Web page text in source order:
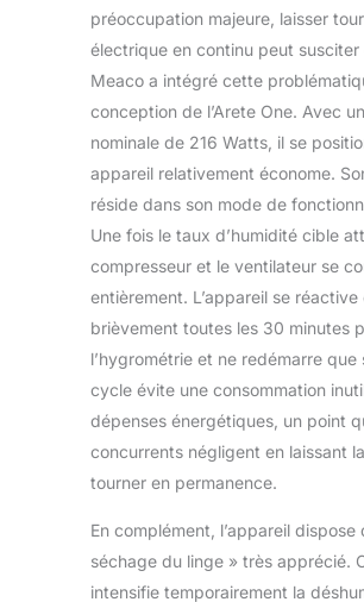
préoccupation majeure, laisser
électrique en continu peut
Meaco a intégré cette
conception de l’Arete One. Avec
nominale de 216 Watts, il se
appareil relativement économe.
réside dans son mode de
Une fois le taux d’humidité cible
compresseur et le ventilateur se
entièrement. L’appareil se réactive
brièvement toutes les 30 minutes
l’hygrométrie et ne redémarre que
cycle évite une consommation
dépenses énergétiques, un point
concurrents négligent en laissant
tourner en permanence.
En complément, l’appareil dispose
séchage du linge » très apprécié.
intensifie temporairement la